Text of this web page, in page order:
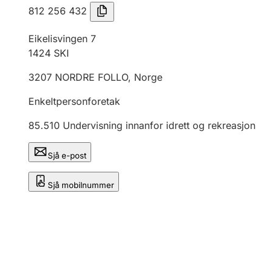
812 256 432
Eikelisvingen 7
1424 SKI
3207 NORDRE FOLLO, Norge
Enkeltpersonforetak
85.510 Undervisning innanfor idrett og rekreasjon
Sjå e-post
Sjå mobilnummer